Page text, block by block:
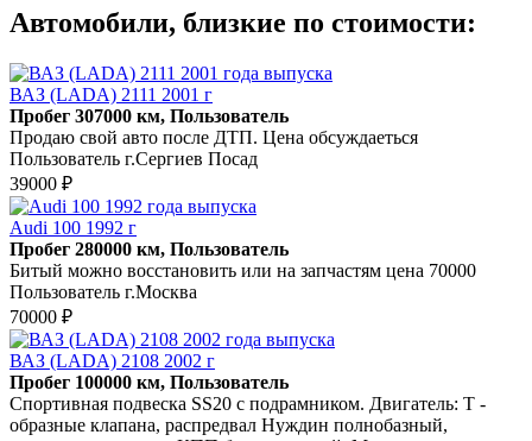
Автомобили, близкие по стоимости:
ВАЗ (LADA) 2111 2001 г
Пробег 307000 км, Пользователь
Продаю свой авто после ДТП. Цена обсуждаеться
Пользователь г.Сергиев Посад
39000 ₽
Audi 100 1992 г
Пробег 280000 км, Пользователь
Битый можно восстановить или на запчастям цена 70000
Пользователь г.Москва
70000 ₽
ВАЗ (LADA) 2108 2002 г
Пробег 100000 км, Пользователь
Спортивная подвеска SS20 с подрамником. Двигатель: Т -
образные клапана, распредвал Нуждин полнобазный,